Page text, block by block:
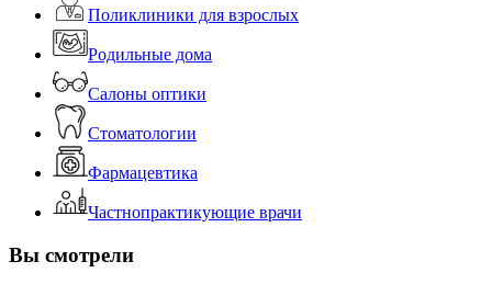
Поликлиники для взрослых
Родильные дома
Салоны оптики
Стоматологии
Фармацевтика
Частнопрактикующие врачи
Вы смотрели